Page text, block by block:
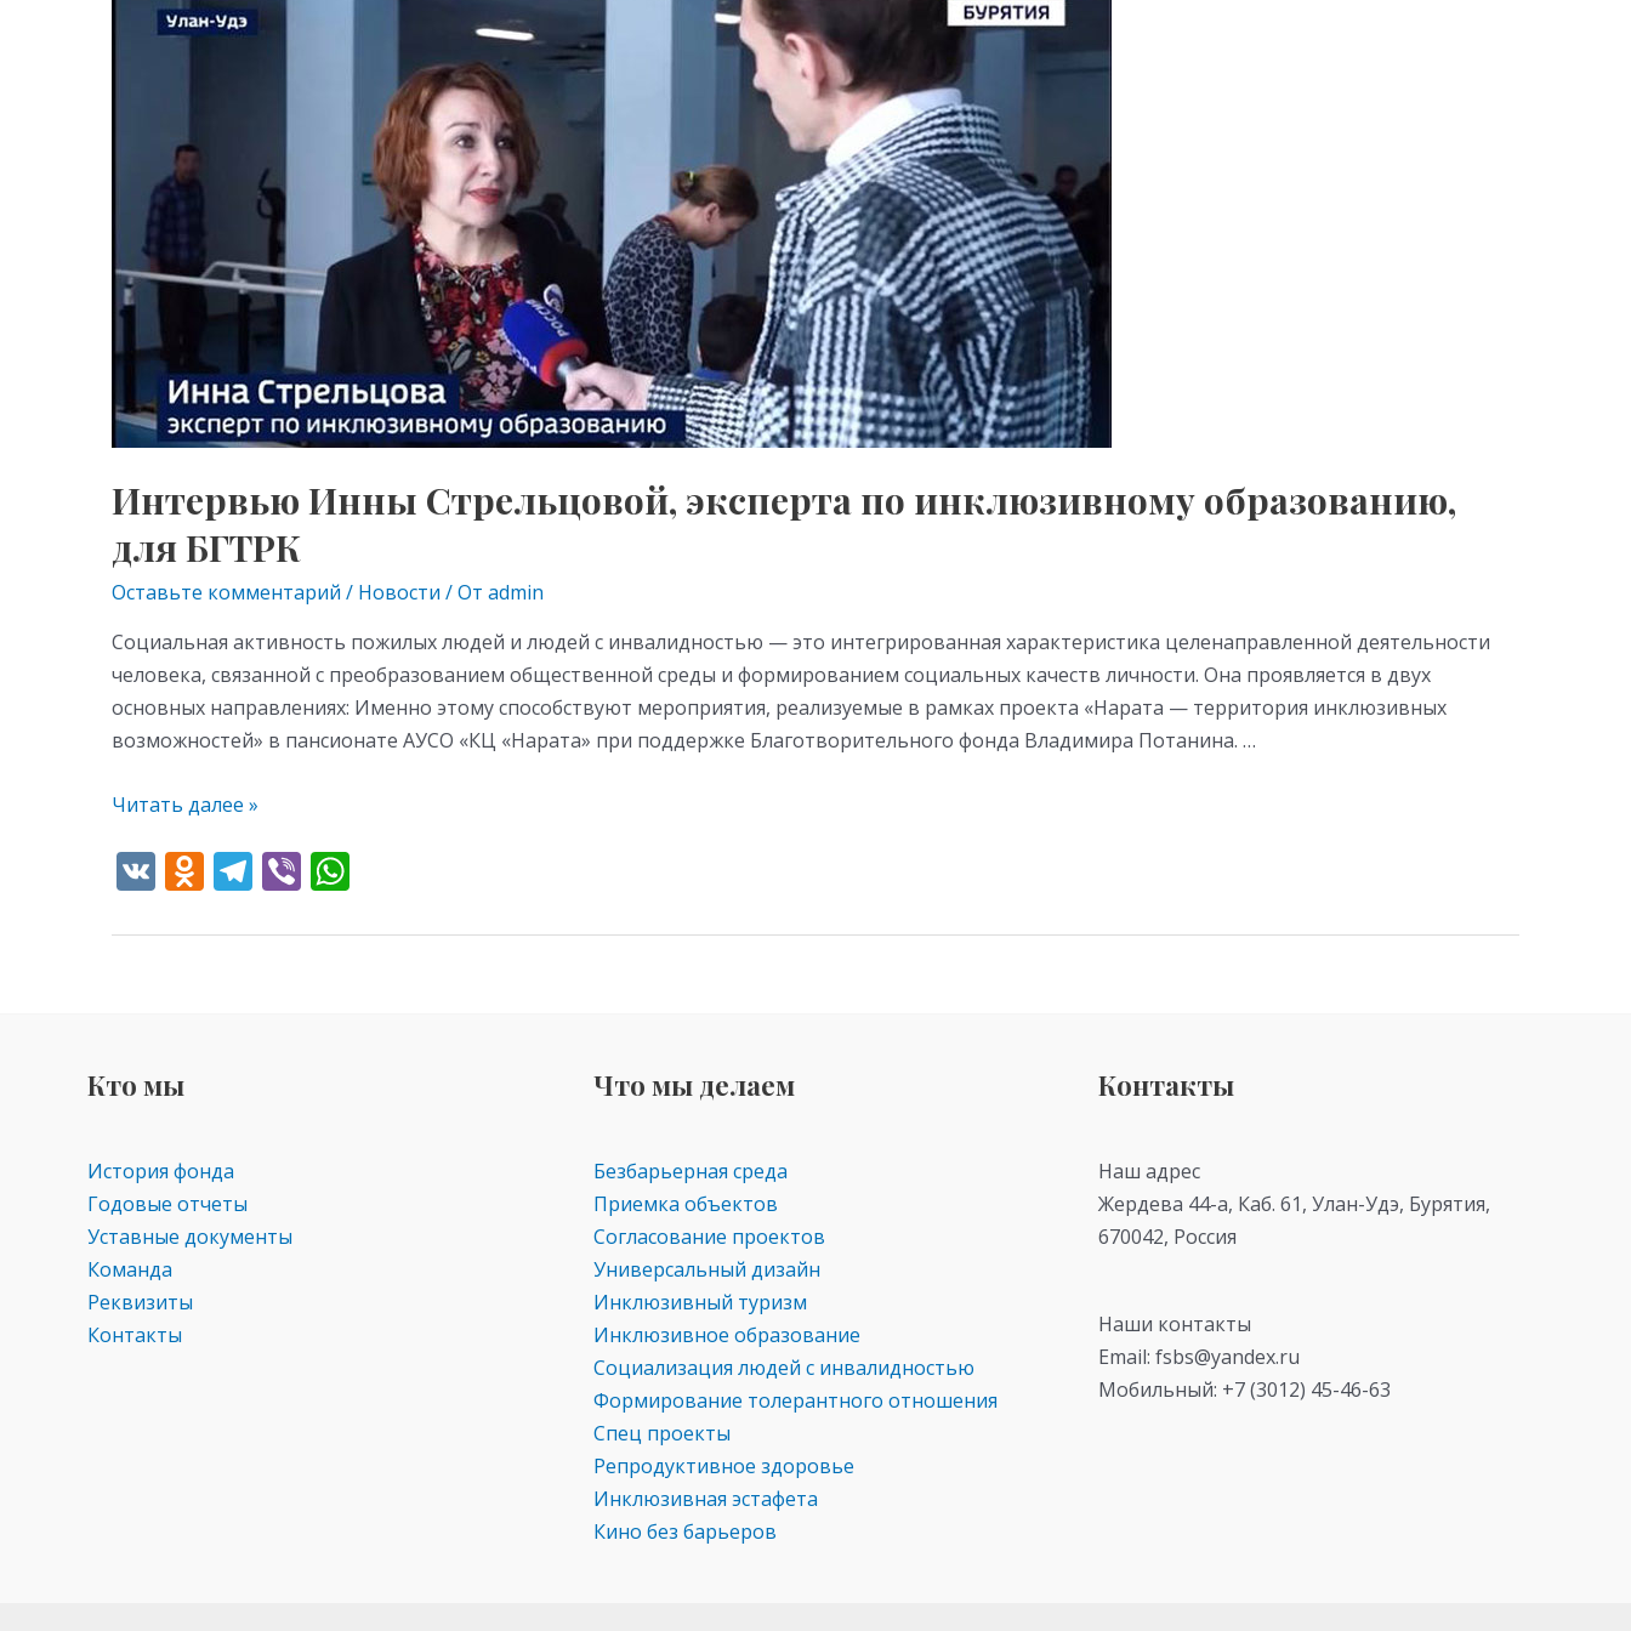
Интервью Инны Стрельцовой, эксперта по инклюзивному образованию,
для БГТРК
Оставьте комментарий / Новости / От admin
Социальная активность пожилых людей и людей с инвалидностью — это интегрированная характеристика целенаправленной деятельности
человека, связанной с преобразованием общественной среды и формированием социальных качеств личности. Она проявляется в двух
основных направлениях: Именно этому способствуют мероприятия, реализуемые в рамках проекта «Нарата — территория инклюзивных
возможностей» в пансионате АУСО «КЦ «Нарата» при поддержке Благотворительного фонда Владимира Потанина. …
Инны
Стрельцовой,
инклюзивному
образованию,
Читать далее »
V O
n
ki
T
e
Vi
er at
Кто мы
История фонда
Годовые отчеты
Уставные документы
Команда
Реквизиты
Контакты
Что мы делаем
Безбарьерная среда
Приемка объектов
Согласование проектов
Универсальный дизайн
Инклюзивный туризм
Инклюзивное образование
Социализация людей с инвалидностью
Формирование толерантного отношения
Спец проекты
Репродуктивное здоровье
Инклюзивная эстафета
Кино без барьеров
Контакты
Наш адрес
Жердева 44-а, Каб. 61, Улан-Удэ, Бурятия,
670042, Россия
Наши контакты
Email: fsbs@yandex.ru
Мобильный: +7 (3012) 45-46-63